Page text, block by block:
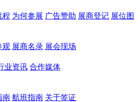
程 为何参展 广告赞助 展商登记 展位图
观 展商名录 展会现场
业资讯 合作媒体
南 航班指南 关于签证